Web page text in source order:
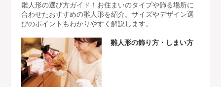
雛人形の選び方ガイド！お住まいのタイプや飾る場所に
合わせたおすすめの雛人形を紹介。サイズやデザイン選
びのポイントもわかりやすく解説します。
雛人形の飾り方・しまい方